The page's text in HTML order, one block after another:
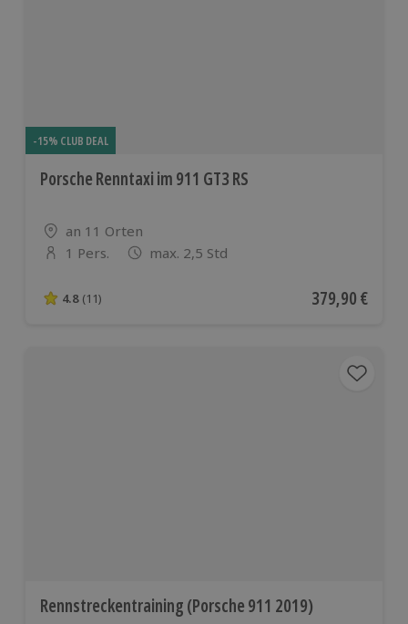
-15% CLUB DEAL
Porsche Renntaxi im 911 GT3 RS
Standort
an 11 Orten
Anzahl der Teilnehmer
1 Pers. max. 2,5 Std
4.8 von 5 Sternen basierend auf 11 Bewertungen
4.8 (11) Aktueller Preis
379,90 €
Rennstreckentraining (Porsche 911 2019)